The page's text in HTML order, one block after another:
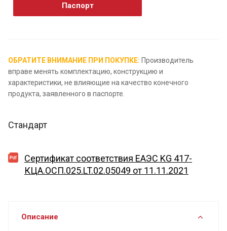
Паспорт
ОБРАТИТЕ ВНИМАНИЕ ПРИ ПОКУПКЕ: Производитель
вправе менять комплектацию, конструкцию и
характеристики, не влияющие на качество конечного
продукта, заявленного в паспорте.
Стандарт
Сертификат соответствия ЕАЭС KG 417-
КЦА.ОСП.025.LT.02.05049 от 11.11.2021
Описание